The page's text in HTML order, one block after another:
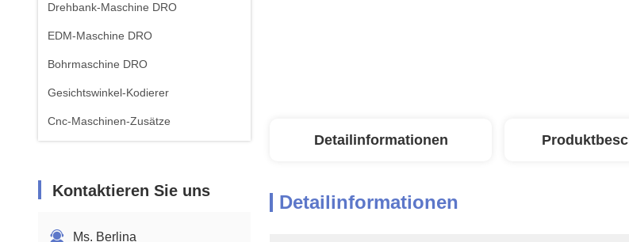
Drehbank-Maschine DRO
EDM-Maschine DRO
Bohrmaschine DRO
Gesichtswinkel-Kodierer
Cnc-Maschinen-Zusätze
Kontaktieren Sie uns
Ms. Berlina
Detailinformationen
Detailinformationen